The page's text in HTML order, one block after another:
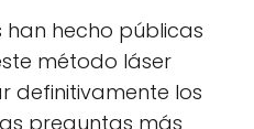
hecho públicas
método láser
definitivamente los
preguntas más